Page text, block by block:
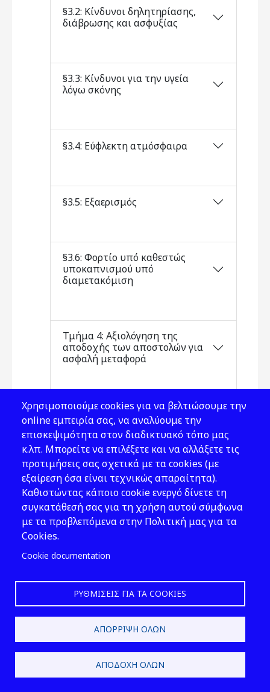
§3.2: Κίνδυνοι δηλητηρίασης,
διάβρωσης και ασφυξίας
§3.3: Κίνδυνοι για την υγεία
λόγω σκόνης
§3.4: Εύφλεκτη ατμόσφαιρα
§3.5: Εξαερισμός
§3.6: Φορτίο υπό καθεστώς
υποκαπνισμού υπό
διαμετακόμιση
Τμήμα 4: Αξιολόγηση της
αποδοχής των αποστολών για
ασφαλή μεταφορά
Τμήμα 5: Διαδικασίες
τακτοποίησης
Τμήμα 6: Μέθοδοι καθορισμού
γωνίας ηρεμίας
να υγροποιηθούν
Τμήμα 8: Διαδικασίες δοκιμής
για φορτία που ενδέχεται να
Χρησιμοποιούμε cookies για να βελτιώσουμε την
online εμπειρία σας, να αναλύουμε την
επισκεψιμότητα στον διαδικτυακό τόπο μας
κ.λπ. Μπορείτε να επιλέξετε και να αλλάξετε τις
προτιμήσεις σας σχετικά με τα cookies (με
εξαίρεση όσα είναι τεχνικώς απαραίτητα).
Καθιστώντας κάποιο cookie ενεργό δίνετε τη
συγκατάθεσή σας για τη χρήση αυτού σύμφωνα
με τα προβλεπόμενα στην Πολιτική μας για τα
Cookies.
Cookie documentation
ΡΥΘΜΊΣΕΙΣ ΓΙΑ ΤΑ COOKIES
ΑΠΌΡΡΙΨΗ ΌΛΩΝ
ΑΠΟΔΟΧΉ ΌΛΩΝ